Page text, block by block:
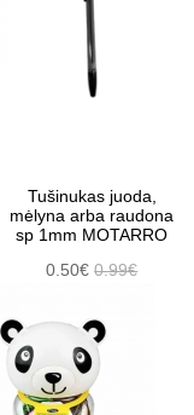
Tušinukas juoda,
mėlyna arba raudona
sp 1mm MOTARRO
0.50€0.99€